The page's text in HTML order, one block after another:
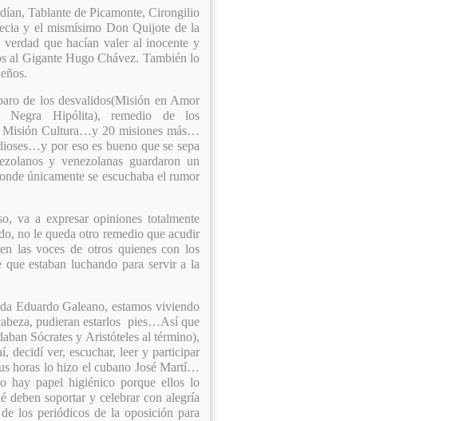
Tablante de Picamonte, Cirongilio
y el mismísimo Don Quijote de la
que hacían valer al inocente y
al Gigante Hugo Chávez. También lo
de los desvalidos(Misión en Amor
Negra Hipólita), remedio de los
Misión Cultura…y 20 misiones más…
por eso es bueno que se sepa
y venezolanas guardaron un
únicamente se escuchaba el rumor
va a expresar opiniones totalmente
no le queda otro remedio que acudir
las voces de otros quienes con los
estaban luchando para servir a la
Eduardo Galeano, estamos viviendo
pudieran estarlos pies…Así que
Sócrates y Aristóteles al término),
decidí ver, escuchar, leer y participar
horas lo hizo el cubano José Martí…
hay papel higiénico porque ellos lo
deben soportar y celebrar con alegría
los periódicos de la oposición para